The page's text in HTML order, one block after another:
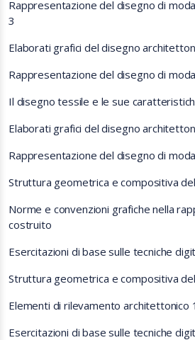
Rappresentazione del disegno di
3
Elaborati grafici del disegno
Rappresentazione del disegno di
Il disegno tessile e le sue
Elaborati grafici del disegno
Rappresentazione del disegno di
Struttura geometrica e compositiva
Norme e convenzioni grafiche nella
costruito
Esercitazioni di base sulle tecniche
Struttura geometrica e compositiva
Elementi di rilevamento architettonico 1
Esercitazioni di base sulle tecniche